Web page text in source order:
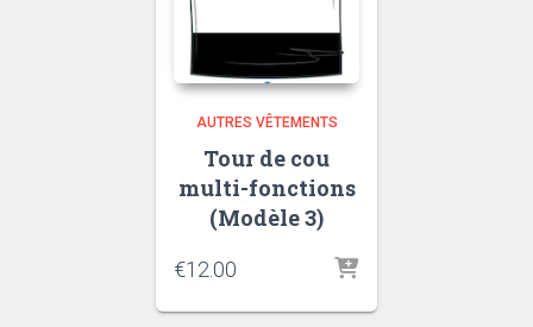
AUTRES VÊTEMENTS
Tour de cou
multi-fonctions
(Modèle 3)
€12.00